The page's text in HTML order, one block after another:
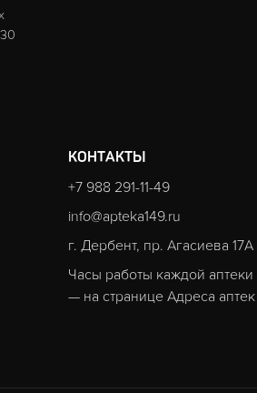
КОНТАКТЫ
+7 988 291-11-49
info@apteka149.ru
г. Дербент, пр. Агасиева 17А
Часы работы каждой аптеки
— на странице Адреса аптек